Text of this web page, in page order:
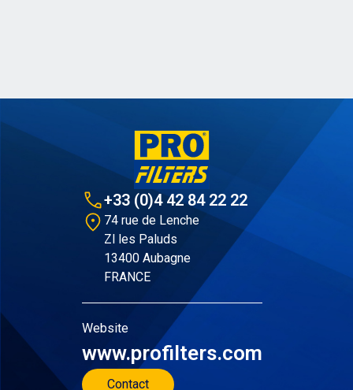
+33 (0)4 42 84 22 22
74 rue de Lenche
Zl les Paluds
13400 Aubagne
FRANCE
Website
www.profilters.com
Contact